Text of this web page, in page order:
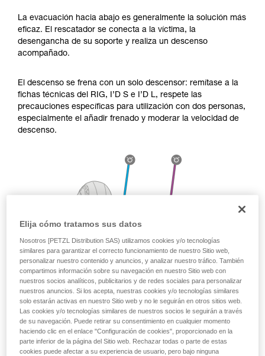
seguridad, antes de ejecutarlas de forma
autónoma.
Damos ejemplos de técnicas relacionadas con
su actividad. Pueden existir otras que no
La evacuación hacia abajo es generalmente la solución más
eficaz. El rescatador se conecta a la víctima, la
desengancha de su soporte y realiza un descenso
acompañado.
El descenso se frena con un solo descensor: remítase a la
fichas técnicas del RIG, I’D S e I’D L, respete las
precauciones específicas para utilización con dos personas,
especialmente el añadir frenado y moderar la velocidad de
descenso.
Elija cómo tratamos sus datos
Nosotros [PETZL Distribution SAS) utilizamos cookies y/o tecnologías
similares para garantizar el correcto funcionamiento de nuestro Sitio web,
personalizar nuestro contenido y anuncios, y analizar nuestro tráfico. También
compartimos información sobre su navegación en nuestro Sitio web con
nuestros socios analíticos, publicitarios y de redes sociales para personalizar
nuestros anuncios. Si los acepta, nuestras cookies y/o tecnologías similares
solo estarán activas en nuestro Sitio web y no le seguirán en otros sitios web.
Las cookies y/o tecnologías similares de nuestros socios le seguirán a través
de su navegación. Puede retirar su consentimiento en cualquier momento
haciendo clic en el enlace "Configuración de cookies", proporcionado en la
parte inferior de la página del Sitio web. Rechazar todas o parte de estas
cookies puede afectar a su experiencia de usuario, pero bajo ninguna